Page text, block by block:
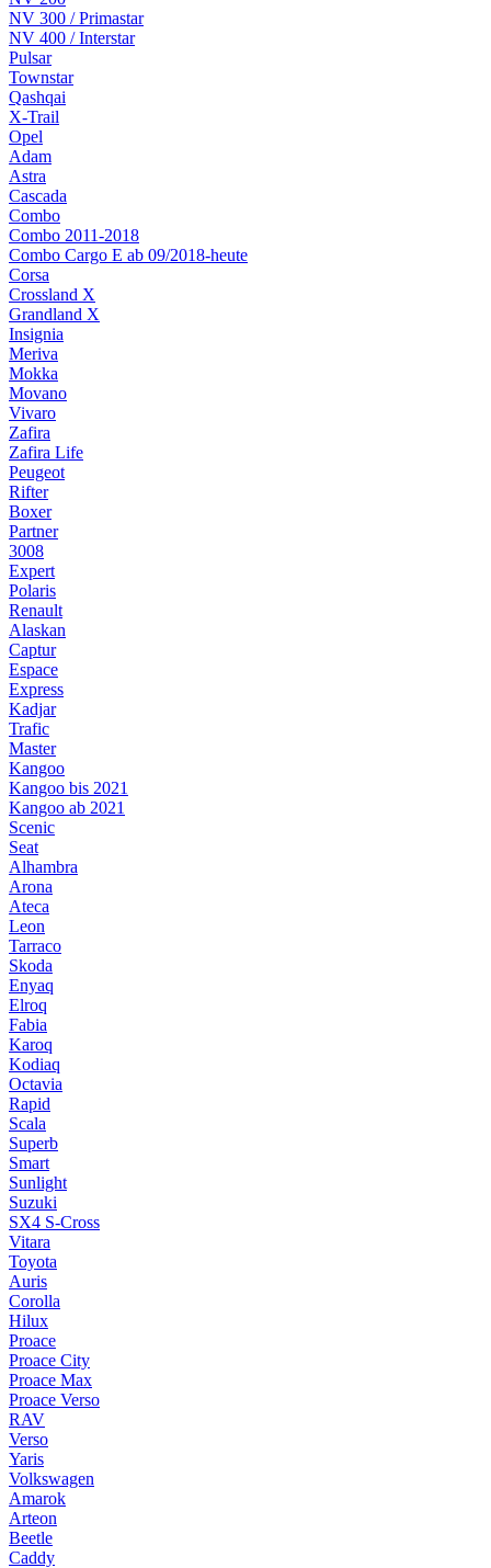
NV 300 / Primastar
NV 400 / Interstar
Pulsar
Townstar
Qashqai
X-Trail
Opel
Adam
Astra
Cascada
Combo
Combo 2011-2018
Combo Cargo E ab 09/2018-heute
Corsa
Crossland X
Grandland X
Insignia
Meriva
Mokka
Movano
Vivaro
Zafira
Zafira Life
Peugeot
Rifter
Boxer
Partner
3008
Expert
Polaris
Renault
Alaskan
Captur
Espace
Express
Kadjar
Trafic
Master
Kangoo
Kangoo bis 2021
Kangoo ab 2021
Scenic
Seat
Alhambra
Arona
Ateca
Leon
Tarraco
Skoda
Enyaq
Elroq
Fabia
Karoq
Kodiaq
Octavia
Rapid
Scala
Superb
Smart
Sunlight
Suzuki
SX4 S-Cross
Vitara
Toyota
Auris
Corolla
Hilux
Proace
Proace City
Proace Max
Proace Verso
RAV
Verso
Yaris
Volkswagen
Amarok
Arteon
Beetle
Caddy